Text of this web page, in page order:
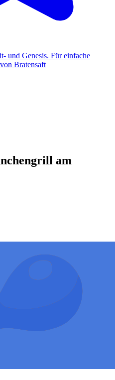
und Genesis. Für einfache
Bratensaft
am